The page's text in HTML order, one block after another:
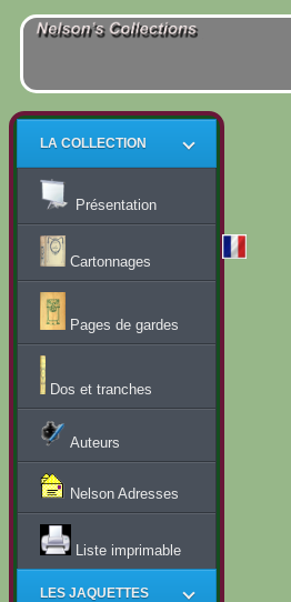
LA COLLECTION
Présentation
Cartonnages
Pages de gardes
Dos et tranches
Auteurs
Nelson Adresses
Liste imprimable
LES JAQUETTES